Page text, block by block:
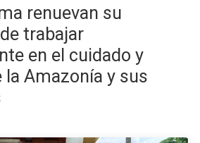
renuevan su
trabajar
en el cuidado y
Amazonía y sus